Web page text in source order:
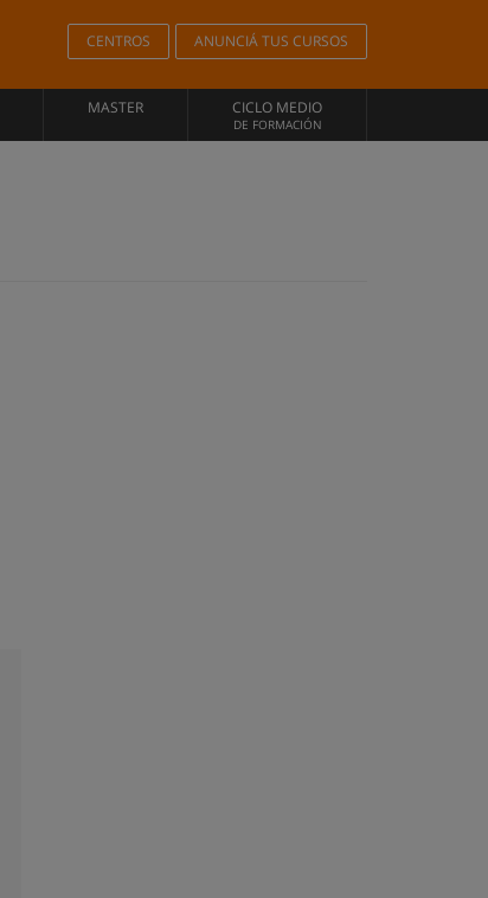
CENTROS ANUNCIÁ TUS CURSOS
MASTER CICLO MEDIO
DE FORMACIÓN